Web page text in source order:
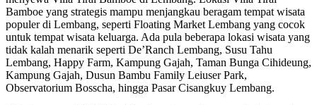
Bamboe yang strategis mampu menjangkau beragam tempat wisata
populer di Lembang, seperti Floating Market Lembang yang cocok
untuk tempat wisata keluarga. Ada pula beberapa lokasi wisata yang
tidak kalah menarik seperti De’Ranch Lembang, Susu Tahu
Lembang, Happy Farm, Kampung Gajah, Taman Bunga Cihideung,
Kampung Gajah, Dusun Bambu Family Leiuser Park,
Observatorium Bosscha, hingga Pasar Cisangkuy Lembang.